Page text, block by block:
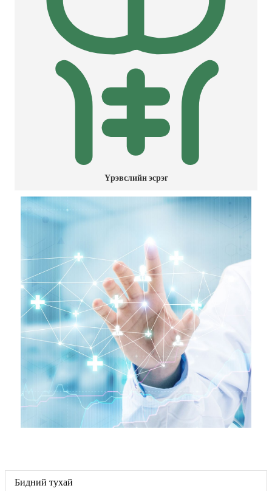
Үрэвслийн эсрэг
Бидний тухай